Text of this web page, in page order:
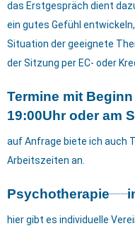
das Erstgespräch dient
ein gutes Gefühl
Situation der geeignete
der Sitzung per EC- oder
Termine mit Beginn
19:00Uhr oder am
auf Anfrage biete ich auch
Arbeitszeiten an.
Psychotherapie
hier gibt es individuelle